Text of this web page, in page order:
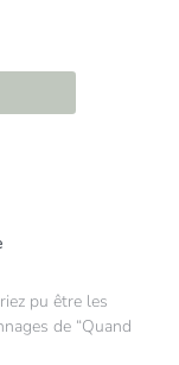
pu être les
de “Quand